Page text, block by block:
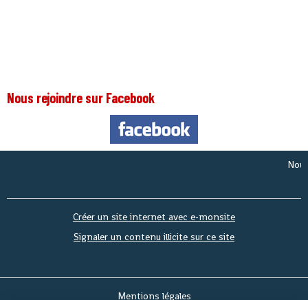
Nous rejoindre sur Facebook
Nous
Créer un site internet avec e-monsite
Signaler un contenu illicite sur ce site
Mentions légales